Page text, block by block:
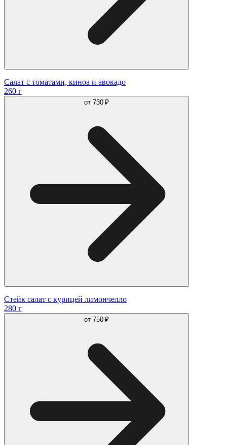
Салат с томатами, киноа и авокадо
260 г
от 730 ₽
Стейк салат с курицей лимончелло
280 г
от 750 ₽